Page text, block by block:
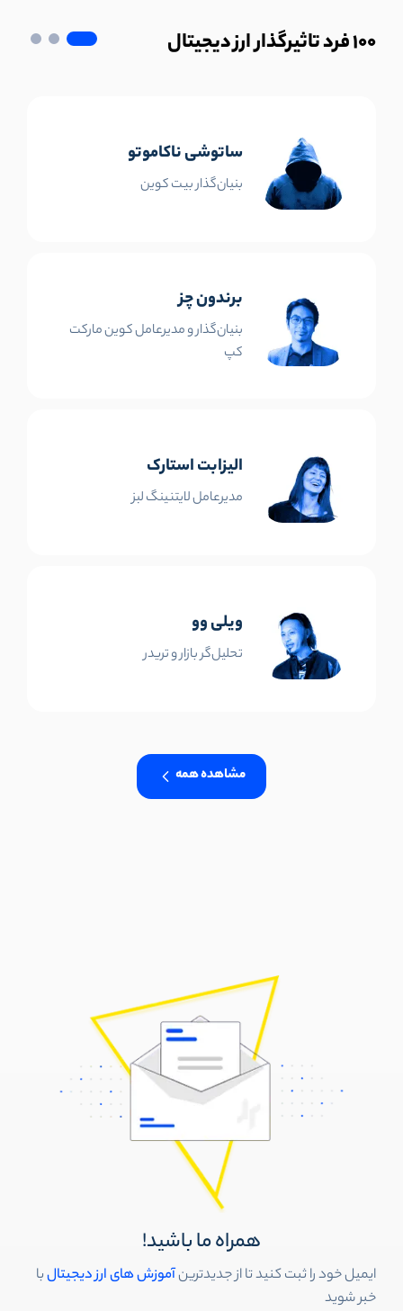
100فرد تاثیرگذار ارز دیجیتال
ساتوشی ناکاموتو
بنیان‌گذار بیت کوین
برندون چز
بنیان‌گذار و مدیرعامل کوین مارکت
کپ
الیزابت استارک
مدیرعامل لایتنینگ لبز
ویلی وو
تحلیل‌گر بازار و تریدر
مشاهده همه
همراه ما باشید!
ایمیل خود را ثبت کنید تا از جدیدترینآموزش های ارز دیجیتالبا
خبر شوید